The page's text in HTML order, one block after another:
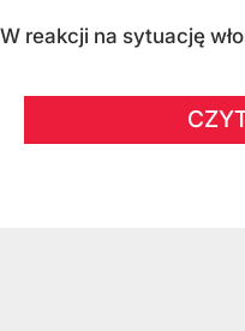
W reakcji na sytuację